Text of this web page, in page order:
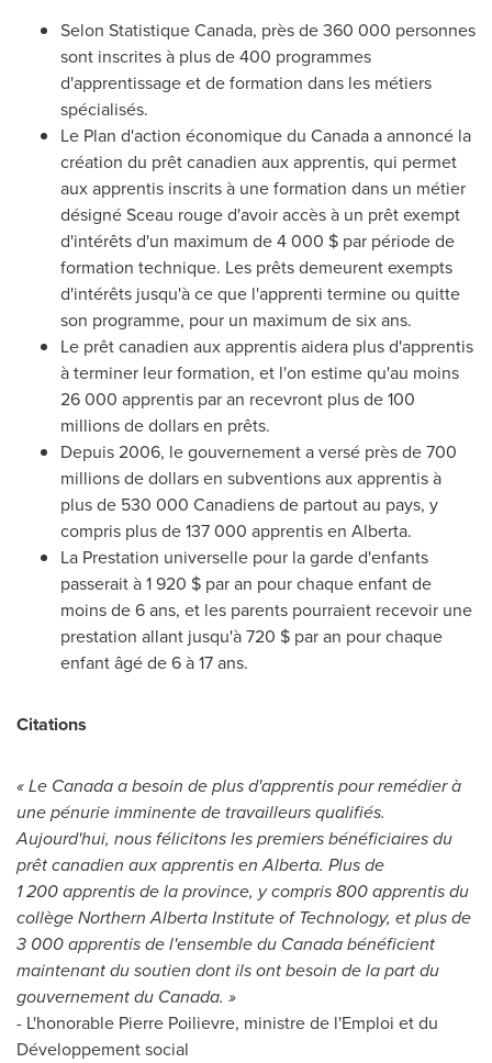
Selon Statistique Canada, près de 360 000 personnes
sont inscrites à plus de 400 programmes
d'apprentissage et de formation dans les métiers
spécialisés.
Le Plan d'action économique du Canadaa annoncé la
création du prêt canadien aux apprentis, qui permet
aux apprentis inscrits à une formation dans un métier
désigné Sceau rouge d'avoir accès à un prêt exempt
d'intérêts d'un maximum de 4 000 $ par période de
formation technique. Les prêts demeurent exempts
d'intérêts jusqu'à ce que l'apprenti termine ou quitte
son programme, pour un maximum de six ans.
Le prêt canadien aux apprentis aidera plus d'apprentis
à terminer leur formation, et l'on estime qu'au moins
26 000 apprentis par an recevront plus de 100
millions de dollars en prêts.
Depuis 2006, le gouvernement a versé près de 700
millions de dollars en subventions aux apprentis à
plus de 530 000 Canadiens de partout au pays, y
compris plus de 137 000 apprentis en Alberta.
La Prestation universelle pour la garde d'enfants
passerait à 1 920 $ par an pour chaque enfant de
moins de 6 ans, et les parents pourraient recevoir une
prestation allant jusqu'à 720 $ par an pour chaque
enfant âgé de 6 à 17 ans.
Citations
« Le Canada a besoin de plus d'apprentis pour remédier à
une pénurie imminente de travailleurs qualifiés.
Aujourd'hui, nous félicitons les premiers bénéficiaires du
prêt canadien aux apprentis enAlberta. Plus de
1 200 apprentis de la province, y compris 800 apprentis du
collège Northern Alberta Institute of Technology, et plus de
3 000 apprentis de l'ensemble du Canadabénéficient
maintenant du soutien dont ils ont besoin de la part du
gouvernement du Canada. »
- L'honorable Pierre Poilievre, ministre de l'Emploi et du
Développement social